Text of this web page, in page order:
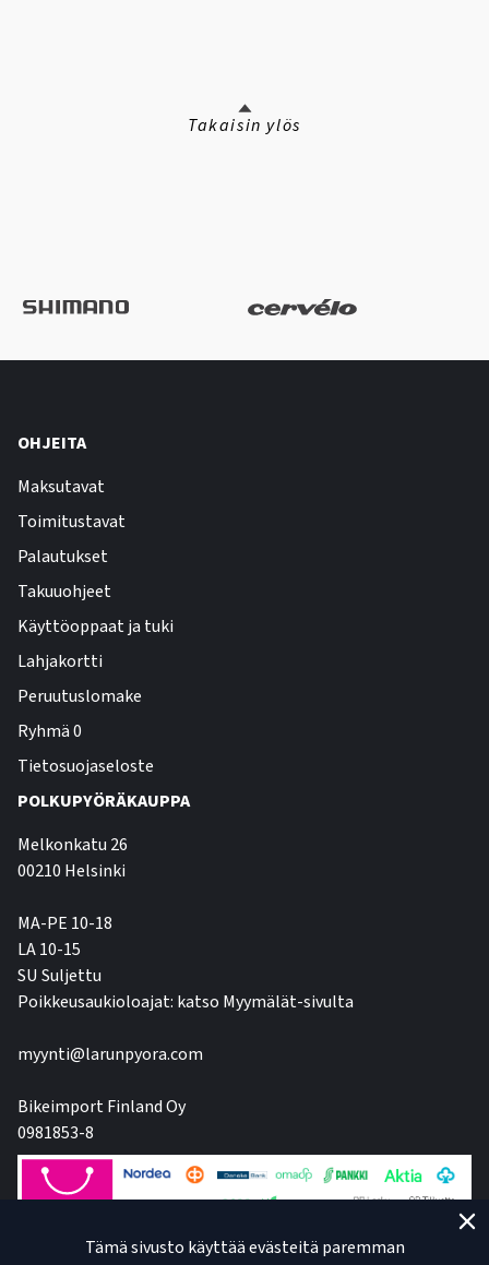
Takaisin ylös
OHJEITA
Maksutavat
Toimitustavat
Palautukset
Takuuohjeet
Käyttöoppaat ja tuki
Lahjakortti
Peruutuslomake
Ryhmä 0
Tietosuojaseloste
POLKUPYÖRÄKAUPPA
Melkonkatu 26
00210 Helsinki
MA-PE 10-18
LA 10-15
SU Suljettu
Poikkeusaukioloajat: katso Myymälät-sivulta
myynti@larunpyora.com
Bikeimport Finland Oy
0981853-8
Tämä sivusto käyttää evästeitä paremman